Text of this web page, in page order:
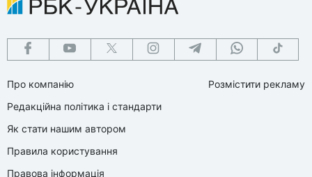
Про компанію
Редакційна політика і стандарти
Як стати нашим автором
Правила користування
Правова інформація
Розмістити рекламу